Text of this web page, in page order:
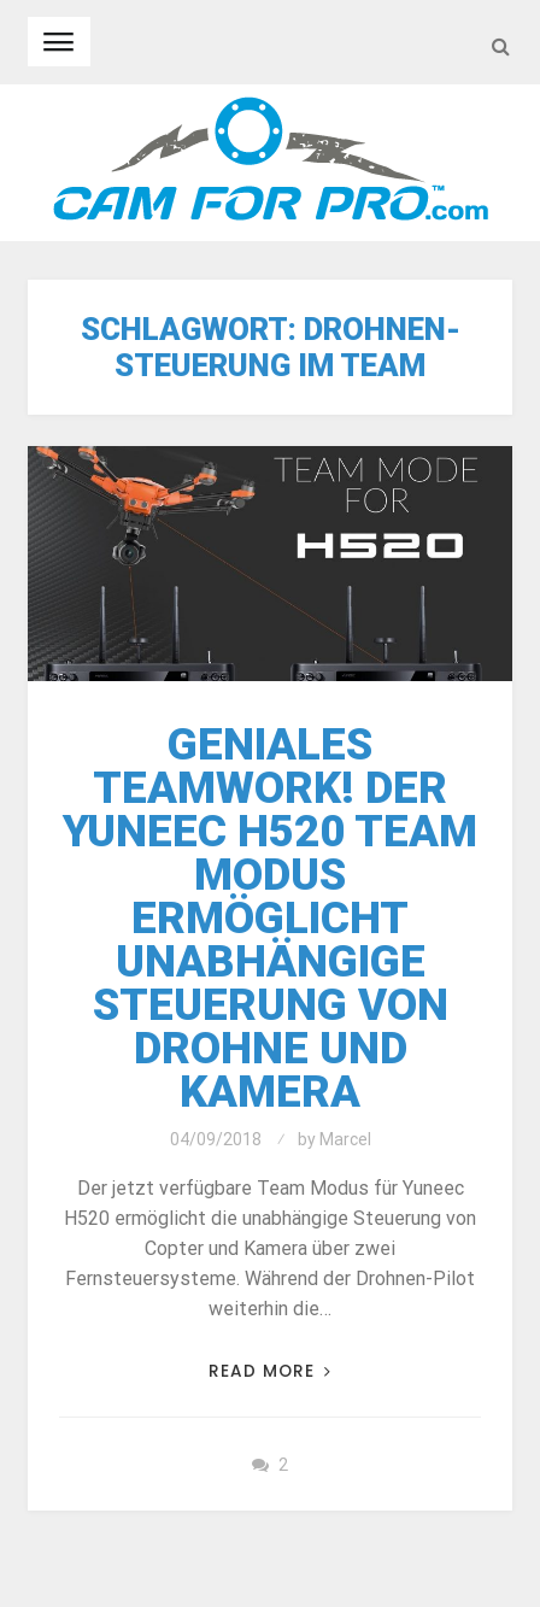
SCHLAGWORT: DROHNEN-
STEUERUNG IM TEAM
GENIALES
TEAMWORK! DER
YUNEEC H520 TEAM
MODUS
ERMÖGLICHT
UNABHÄNGIGE
STEUERUNG VON
DROHNE UND
KAMERA
04/09/2018 by Marcel
Der jetzt verfügbare Team Modus für Yuneec
H520 ermöglicht die unabhängige Steuerung von
Copter und Kamera über zwei
Fernsteuersysteme. Während der Drohnen-Pilot
weiterhin die…
READ MORE
2